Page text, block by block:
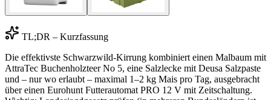
TL;DR – Kurzfassung
Die effektivste Schwarzwild-Kirrung kombiniert einen Malbaum mit
AttraTec Buchenholzteer No 5, eine Salzlecke mit Deusa Salzpaste
und – nur wo erlaubt – maximal 1–2 kg Mais pro Tag, ausgebracht
über einen Eurohunt Futterautomat PRO 12 V mit Zeitschaltung.